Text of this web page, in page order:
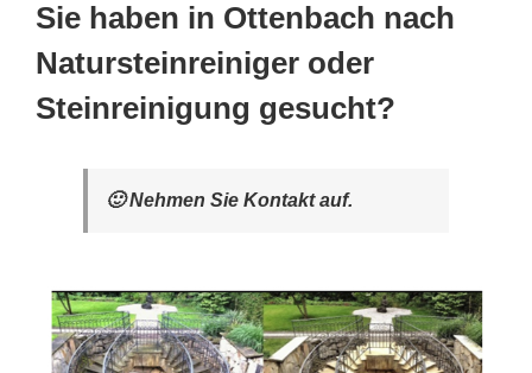
Sie haben in Ottenbach nach
Natursteinreiniger oder
Steinreinigung gesucht?
🙂 Nehmen Sie Kontakt auf.